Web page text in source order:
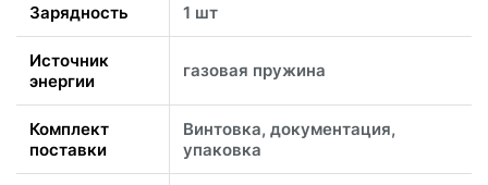
Зарядность 1 шт
Источник
энергии
газовая пружина
Комплект
поставки
Винтовка, документация,
упаковка